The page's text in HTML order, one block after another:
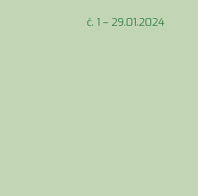
č. 1 – 29.01.2024